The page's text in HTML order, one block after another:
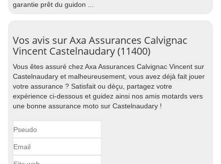
garantie prêt du guidon ...
Vos avis sur Axa Assurances Calvignac
Vincent Castelnaudary (11400)
Vous êtes assuré chez Axa Assurances Calvignac Vincent sur
Castelnaudary et malheureusement, vous avez déjà fait jouer
votre assurance ? Satisfait ou déçu, partagez votre
expérience ci-dessous et guidez ainsi nos amis motards vers
une bonne assurance moto sur Castelnaudary !